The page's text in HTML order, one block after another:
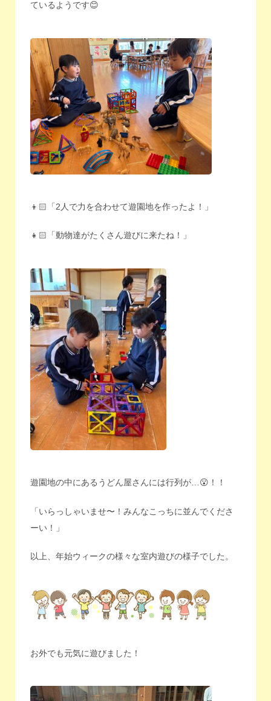
ているようです😊
👦🏻「2人で力を合わせて遊園地を作ったよ！」
👧🏻「動物達がたくさん遊びに来たね！」
遊園地の中にあるうどん屋さんには行列が…😮！！
「いらっしゃいませ〜！みんなこっちに並んでくださ
ーい！」
以上、年始ウィークの様々な室内遊びの様子でした。
お外でも元気に遊びました！